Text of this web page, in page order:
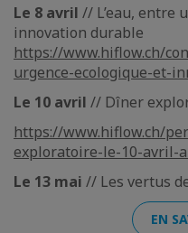
Le 8 avril // L’eau, entre
innovation durable
https://www.hiflow.ch/
urgence-ecologique-et-
Le 10 avril // Dîner
https://www.hiflow.ch/
exploratoire-le-10-avril-
Le 13 mai // Les vertus
EN